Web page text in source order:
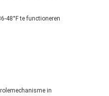
48°F te functioneren
in